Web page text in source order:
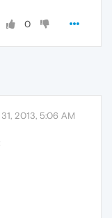
0
2013, 5:06 AM